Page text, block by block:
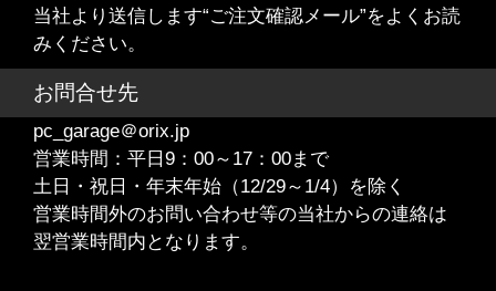
当社より送信します“ご注文確認メール”をよくお読
みください。
お問合せ先
pc_garage＠orix.jp
営業時間：平日9：00～17：00まで
土日・祝日・年末年始（12/29～1/4）を除く
営業時間外のお問い合わせ等の当社からの連絡は
翌営業時間内となります。